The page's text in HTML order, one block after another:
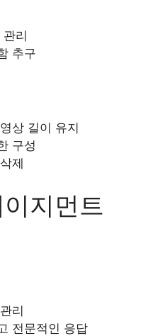
리
추구
상 길이 유지
구성
제
지먼트
리
전문적인 응답